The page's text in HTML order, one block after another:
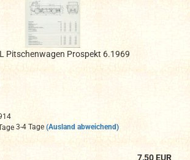
Pitschenwagen Prospekt 6.1969
3-4 Tage (Ausland abweichend)
7,50 EUR